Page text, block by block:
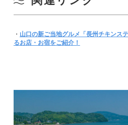
・ 山口の新ご当地グルメ「長州チキンス
るお店・お宿をご紹介！